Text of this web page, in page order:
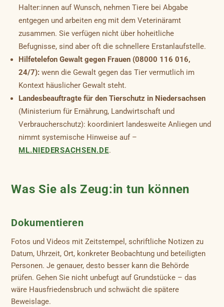
Halter:innen auf Wunsch, nehmen Tiere bei Abgabe
entgegen und arbeiten eng mit dem Veterinäramt
zusammen. Sie verfügen nicht über hoheitliche
Befugnisse, sind aber oft die schnellere Erstanlaufstelle.
Hilfetelefon Gewalt gegen Frauen (08000 116 016,
24/7): wenn die Gewalt gegen das Tier vermutlich im
Kontext häuslicher Gewalt steht.
Landesbeauftragte für den Tierschutz in Niedersachsen
(Ministerium für Ernährung, Landwirtschaft und
Verbraucherschutz): koordiniert landesweite Anliegen und
nimmt systemische Hinweise auf –
ML.NIEDERSACHSEN.DE.
Was Sie als Zeug:in tun können
Dokumentieren
Fotos und Videos mit Zeitstempel, schriftliche Notizen zu
Datum, Uhrzeit, Ort, konkreter Beobachtung und beteiligten
Personen. Je genauer, desto besser kann die Behörde
prüfen. Gehen Sie nicht unbefugt auf Grundstücke – das
wäre Hausfriedensbruch und schwächt die spätere
Beweislage.